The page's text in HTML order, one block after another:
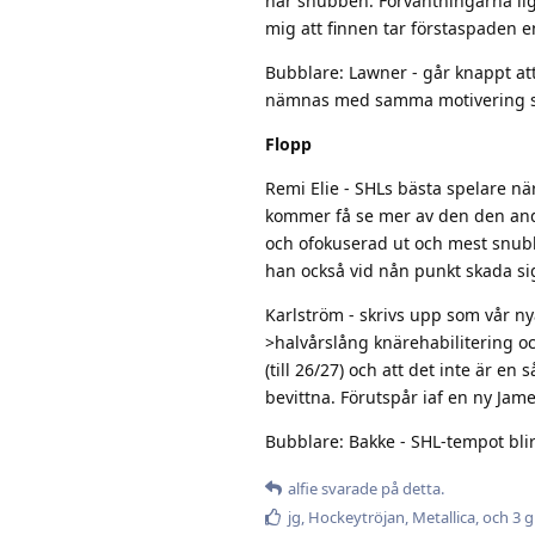
mig att finnen tar förstaspaden
Bubblare: Lawner - går knappt
nämnas med samma motivering
Flopp
Remi Elie - SHLs bästa spelare
kommer få se mer av den den
och ofokuserad ut och mest
han också vid nån punkt skada
Karlström - skrivs upp som vår
>halvårslång knärehabilitering
(till 26/27) och att det inte är en
bevittna. Förutspår iaf en ny
Bubblare: Bakke - SHL-tempot
alfiesvarade på detta.
jg, Hockeytröjan, Metallica, och 3